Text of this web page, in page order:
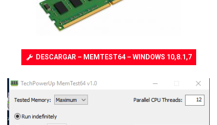
DESCARGAR – MEMTEST64 – WINDOWS 10,8.1,7